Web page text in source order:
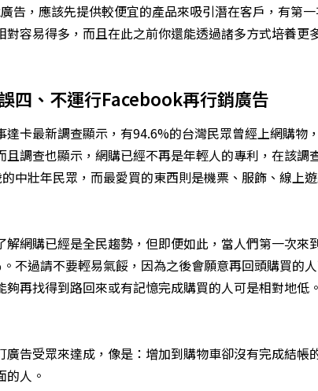
告，應該先提供較便宜的產品來吸引潛在客戶，有第
對容易得多，而且在此之前你還能透過諸多方式培養更
四、不運行Facebook再行銷廣告
達卡最新調查顯示，有94.6%的台灣民眾曾經上網購物
且調查也顯示，網購已經不再是年輕人的專利，在該調
中壯年民眾，而最愛買的東西則是機票、服飾、線上遊
解網購已經是全民趨勢，但即便如此，當人們第一次來
不過請不要輕易氣餒，因為之後會願意再回頭購買的
夠再找得到路回來或有記憶完成購買的人可是相對地低。
廣告受眾來達成，像是：增加到購物車卻沒有完成結帳
的人。